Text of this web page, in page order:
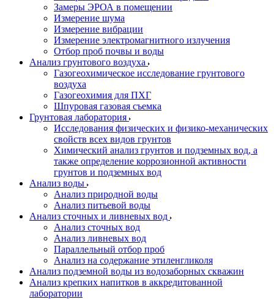
Замеры ЭРОА в помещении
Измерение шума
Измерение вибрации
Измерение электромагнитного излучения
Отбор проб почвы и воды
Анализ грунтового воздуха
Газогеохимическое исследование грунтового
воздуха
Газогеохимия для ПХГ
Шпуровая газовая съемка
Грунтовая лаборатория
Исследования физических и физико-механических
свойств всех видов грунтов
Химический анализ грунтов и подземных вод, а
также определение коррозионной активности
грунтов и подземных вод
Анализ воды
Анализ природной воды
Анализ питьевой воды
Анализ сточных и ливневых вод
Анализ сточных вод
Анализ ливневых вод
Параллельный отбор проб
Анализ на содержание этиленгликоля
Анализ подземной воды из водозаборных скважин
Анализ крепких напитков в аккредитованной
лаборатории